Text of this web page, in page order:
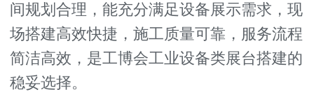
间规划合理，能充分满足设备展示需求，现
场搭建高效快捷，施工质量可靠，服务流程
简洁高效，是工博会工业设备类展台搭建的
稳妥选择。